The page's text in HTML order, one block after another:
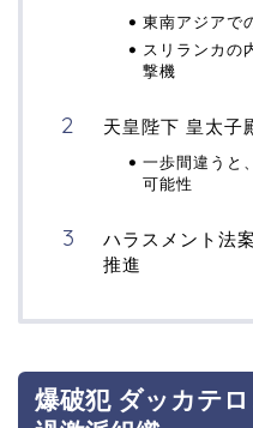
東南アジアで
スリランカの
撃機
天皇陛下 皇太子
一歩間違うと
可能性
ハラスメント法
推進
爆破犯 ダッカテ